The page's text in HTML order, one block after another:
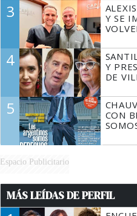
3
Y SE
4
Y
DE
5
CON
Espacio Publicitario
MÁS LEÍDAS DE PERFIL